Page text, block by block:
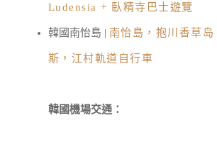
Ludensia + 臥精寺巴士遊覽
韓國南怡島 | 南怡島，抱川香草岛
斯，江村軌道自行車
韓國機場交通：